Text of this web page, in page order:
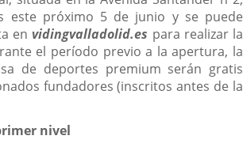
este próximo 5 de junio y se puede
en vidingvalladolid.es para realizar la
el período previo a la apertura, la
de deportes premium serán gratis
fundadores (inscritos antes de la
nivel